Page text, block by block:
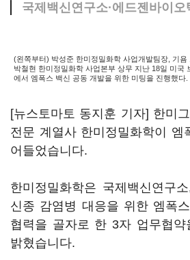
국제백신연구소·에드젠바이
(왼쪽부터) 박성준 한미정밀화학 사업개발팀장, 기욤
박철현 한미정밀화학 사업본부 상무 지난 18일 미국
에서 엠폭스 백신 공동 개발을 위한 미팅을 진행했다
[뉴스토마토 동지훈 기자] 한미
전문 계열사 한미정밀화학이 엠
어들었습니다.
한미정밀화학은 국제백신연구
신종 감염병 대응을 위한 엠폭
협력을 골자로 한 3자 업무협약
밝혔습니다.